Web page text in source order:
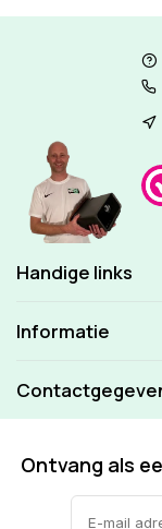
Handige links
Informatie
Ontvang als